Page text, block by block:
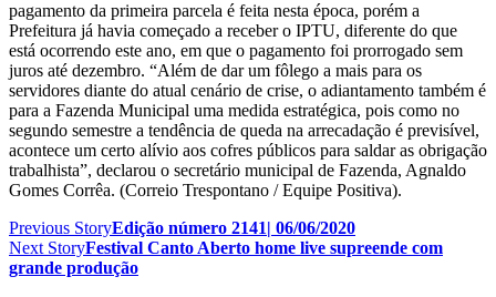
pagamento da primeira parcela é feita nesta época, porém a
Prefeitura já havia começado a receber o IPTU, diferente do que
está ocorrendo este ano, em que o pagamento foi prorrogado sem
juros até dezembro. “Além de dar um fôlego a mais para os
servidores diante do atual cenário de crise, o adiantamento também é
para a Fazenda Municipal uma medida estratégica, pois como no
segundo semestre a tendência de queda na arrecadação é previsível,
acontece um certo alívio aos cofres públicos para saldar as obrigação
trabalhista”, declarou o secretário municipal de Fazenda, Agnaldo
Gomes Corrêa. (Correio Trespontano / Equipe Positiva).
Previous StoryEdição número 2141| 06/06/2020
Next StoryFestival Canto Aberto home live supreende com
grande produção